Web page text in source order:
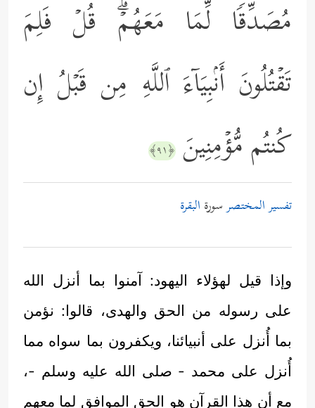
مُصَدِّقࣰا لِّمَا مَعَهُمۡۗ قُلۡ فَلِمَ
تَقۡتُلُونَ أَنۢبِیَاۤءَ ٱللَّهِ مِن قَبۡلُ إِن
كُنتُم مُّؤۡمِنِینَ ﴿٩١﴾
تفسير المختصرسورة البقرة
وإذا قيل لهؤلاء اليهود: آمنوا بما أنزل الله
على رسوله من الحق والهدى، قالوا: نؤمن
بما أُنزل على أنبيائنا، ويكفرون بما سواه مما
أُنزل على محمد - صلى الله عليه وسلم -،
مع أن هذا القرآن هو الحق الموافق لما معهم